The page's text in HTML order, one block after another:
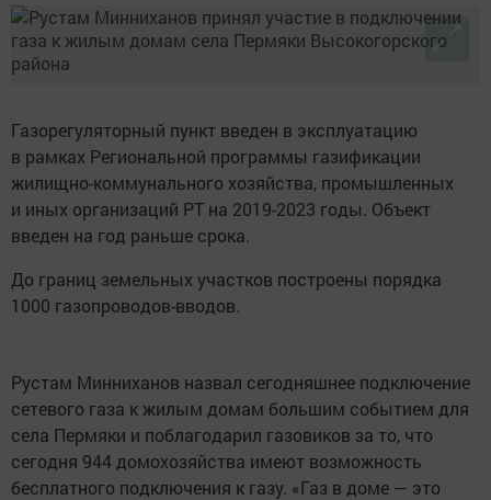
Газорегуляторный пункт введен в эксплуатацию
в рамках Региональной программы газификации
жилищно-коммунального хозяйства, промышленных
и иных организаций РТ на 2019-2023 годы. Объект
введен на год раньше срока.
До границ земельных участков построены порядка
1000 газопроводов-вводов.
Рустам Минниханов назвал сегодняшнее подключение
сетевого газа к жилым домам большим событием для
села Пермяки и поблагодарил газовиков за то, что
сегодня 944 домохозяйства имеют возможность
бесплатного подключения к газу. «Газ в доме — это